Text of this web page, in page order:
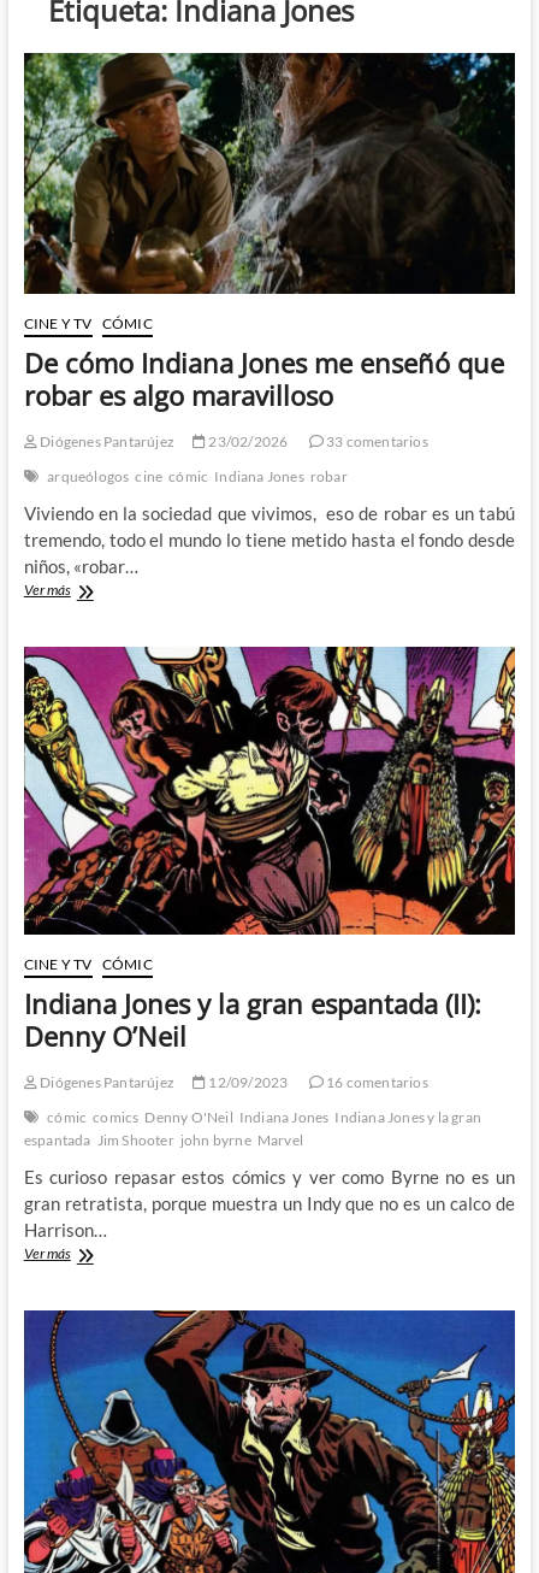
Etiqueta: Indiana Jones
CINE Y TV CÓMIC
De cómo Indiana Jones me enseñó que
robar es algo maravilloso
Diógenes Pantarújez 23/02/2026
33 comentarios
arqueólogos cine cómic Indiana Jones robar
Viviendo en la sociedad que vivimos, eso de robar es un tabú
tremendo, todo el mundo lo tiene metido hasta el fondo desde
niños, «robar…
Ver másDe
me
enseñó
que
robar
es
algo
maravilloso
CINE Y TV CÓMIC
Indiana Jones y la gran espantada (II):
Denny O’Neil
Diógenes Pantarújez 12/09/2023
16 comentarios
cómic comics Denny O'Neil Indiana Jones Indiana Jones y la gran
espantada Jim Shooter john byrne Marvel
Es curioso repasar estos cómics y ver como Byrne no es un
gran retratista, porque muestra un Indy que no es un calco de
Harrison…
Ver másIndiana
espantada
Denny
O’Neil